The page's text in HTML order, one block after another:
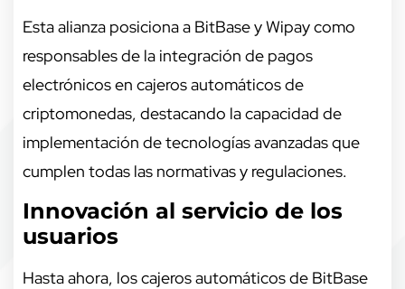
Esta alianza posiciona a BitBase y Wipay como
responsables de la integración de pagos
electrónicos en cajeros automáticos de
criptomonedas, destacando la capacidad de
implementación de tecnologías avanzadas que
cumplen todas las normativas y regulaciones.
Innovación al servicio de los
usuarios
Hasta ahora, los cajeros automáticos de BitBase